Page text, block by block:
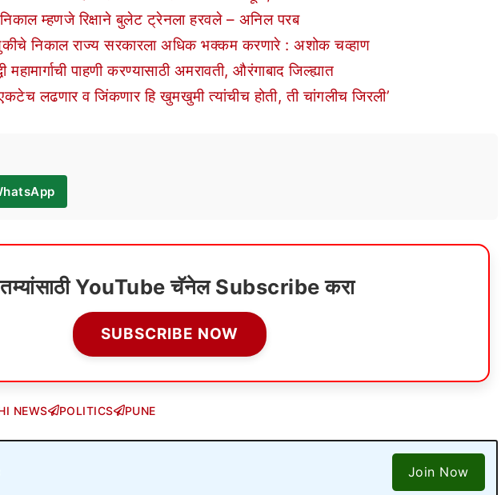
म्हणजे रिक्षाने बुलेट ट्रेनला हरवले – अनिल परब
निकाल राज्य सरकारला अधिक भक्कम करणारे : अशोक चव्हाण
पाहणी करण्यासाठी अमरावती, औरंगाबाद जिल्ह्यात
लढणार व जिंकणार हि खुमखुमी त्यांचीच होती, ती चांगलीच जिरली’
YouTube चॅनेल Subscribe करा
SUBSCRIBE NOW
NEWS POLITICS PUNE
Join Now